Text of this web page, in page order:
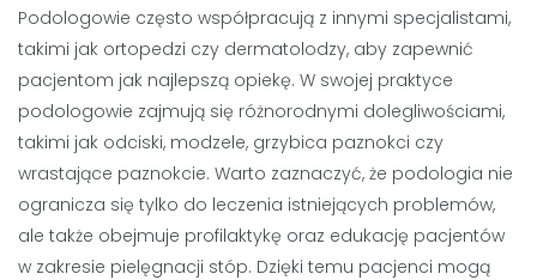
Podologowie często współpracują z innymi specjalistami,
takimi jak ortopedzi czy dermatolodzy, aby zapewnić
pacjentom jak najlepszą opiekę. W swojej praktyce
podologowie zajmują się różnorodnymi dolegliwościami,
takimi jak odciski, modzele, grzybica paznokci czy
wrastające paznokcie. Warto zaznaczyć, że podologia nie
ogranicza się tylko do leczenia istniejących problemów,
ale także obejmuje profilaktykę oraz edukację pacjentów
w zakresie pielęgnacji stóp. Dzięki temu pacjenci mogą